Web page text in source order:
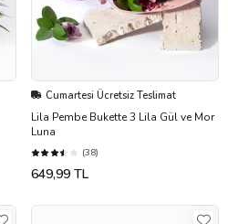
Cumartesi Ücretsiz Teslimat
Lila Pembe Bukette 3 Lila Gül ve Mor
Luna
(38)
649,99 TL